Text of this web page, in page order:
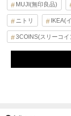
MUJI(無印良品)
ニトリ IKEA(
3COINS(スリーコイ